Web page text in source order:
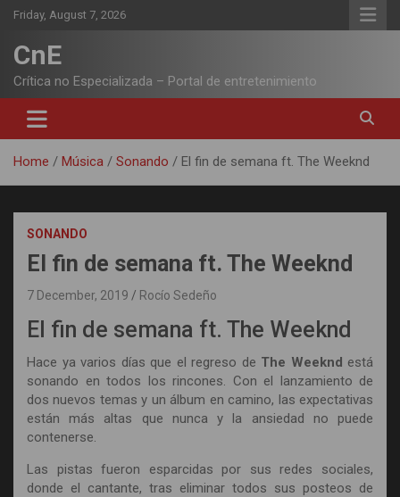
Skip
content
Friday, August 7, 2026
CnE
Crítica no Especializada – Portal de entretenimiento
Home Música Sonando El fin de semana ft. The Weeknd
SONANDO
El fin de semana ft. The Weeknd
7 December, 2019 Rocío Sedeño
El fin de semana ft. The Weeknd
Hace ya varios días que el regreso de The Weeknd está
sonando en todos los rincones. Con el lanzamiento de
dos nuevos temas y un álbum en camino, las expectativas
están más altas que nunca y la ansiedad no puede
contenerse.
Las pistas fueron esparcidas por sus redes sociales,
donde el cantante, tras eliminar todos sus posteos de